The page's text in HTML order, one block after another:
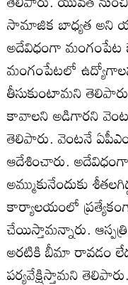
సామాజిక బాధ్యత అని
అదేవిధంగా మంగంపేట
మంగంపేటలో
తీసుకుంటామని
కావాలని అడిగారని
తెలిపారు. వెంటనే
ఆదేశించారు. అదేవిధంగా
అమ్ముకునేందుకు
కార్యాలయంలో
చేయిస్తామన్నారు.
అరటికి బీమా రావడం
పర్యవేక్షిస్తామని